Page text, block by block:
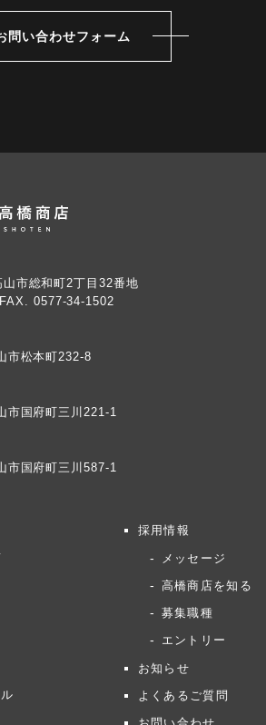
問い合わせフォーム
市総和町2丁目32番地
0577-34-1502
市松本町232-8
市国府町三川221-1
市国府町三川587-1
採用情報
メッセージ
高橋商店を知る
募集職種
エントリー
お知らせ
よくあるご質問